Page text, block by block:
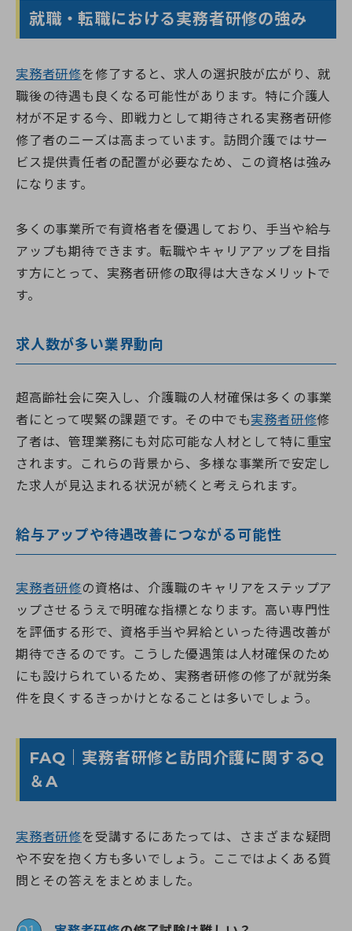
就職・転職における実務者研修の強み
実務者研修を修了すると、求人の選択肢が広がり、就
職後の待遇も良くなる可能性があります。特に介護人
材が不足する今、即戦力として期待される実務者研修
修了者のニーズは高まっています。訪問介護ではサー
ビス提供責任者の配置が必要なため、この資格は強み
になります。
多くの事業所で有資格者を優遇しており、手当や給与
アップも期待できます。転職やキャリアアップを目指
す方にとって、実務者研修の取得は大きなメリットで
す。
求人数が多い業界動向
超高齢社会に突入し、介護職の人材確保は多くの事業
者にとって喫緊の課題です。その中でも実務者研修修
了者は、管理業務にも対応可能な人材として特に重宝
されます。これらの背景から、多様な事業所で安定し
た求人が見込まれる状況が続くと考えられます。
給与アップや待遇改善につながる可能性
実務者研修の資格は、介護職のキャリアをステップア
ップさせるうえで明確な指標となります。高い専門性
を評価する形で、資格手当や昇給といった待遇改善が
期待できるのです。こうした優遇策は人材確保のため
にも設けられているため、実務者研修の修了が就労条
件を良くするきっかけとなることは多いでしょう。
FAQ｜実務者研修と訪問介護に関するQ
＆A
実務者研修を受講するにあたっては、さまざまな疑問
や不安を抱く方も多いでしょう。ここではよくある質
問とその答えをまとめました。